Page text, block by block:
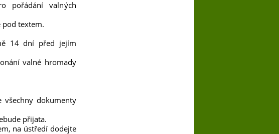
pořádání valných
pod textem.
14 dní před jejím
valné hromady
dokumenty
přijata.
na ústředí dodejte